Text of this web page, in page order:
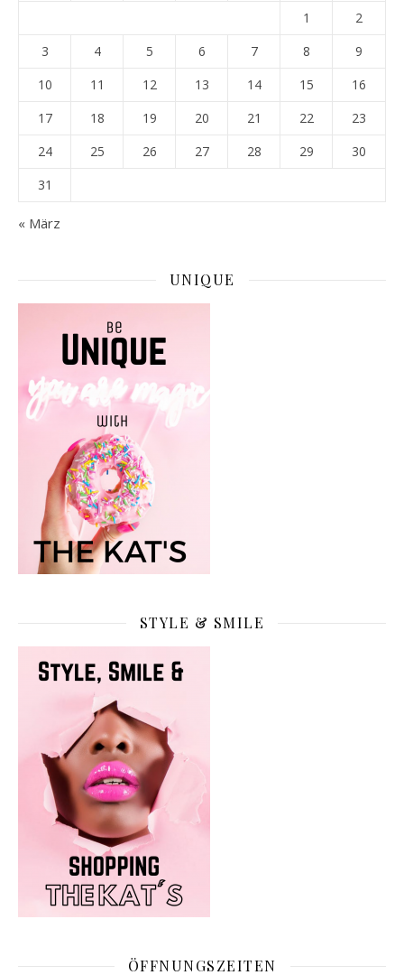
1
2
3
4 5 6 7 8
9
10
11 12 13 14 15
16
17
18 19 20 21 22
23
24
25 26 27 28 29
30
31
« März
UNIQUE
STYLE & SMILE
ÖFFNUNGSZEITEN